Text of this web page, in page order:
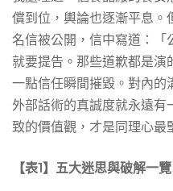
償到位，輿論也逐漸平息。
名信被公開，信中寫道：「
就要提告。那些道歉都是演
一點信任瞬間摧毀。對內的
外部話術的真誠度就永遠有
致的價值觀，才是同理心最
【表1】五大迷思與破解一覽